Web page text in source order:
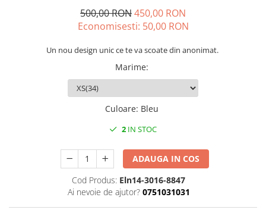
500,00 RON450,00 RON
Economisesti: 50,00 RON
Un nou design unic ce te va scoate din anonimat.
Marime:
Culoare: Bleu
2 IN STOC
ADAUGA IN COS
Cod Produs: Eln14-3016-8847
Ai nevoie de ajutor? 0751031031